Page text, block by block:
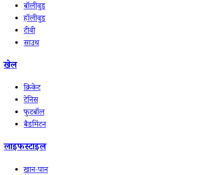
बॉलीवुड
हॉलीवुड
टीवी
साउथ
खेल
क्रिकेट
टेनिस
फुटबॉल
बैडमिंटन
लाइफस्टाइल
खान-पान